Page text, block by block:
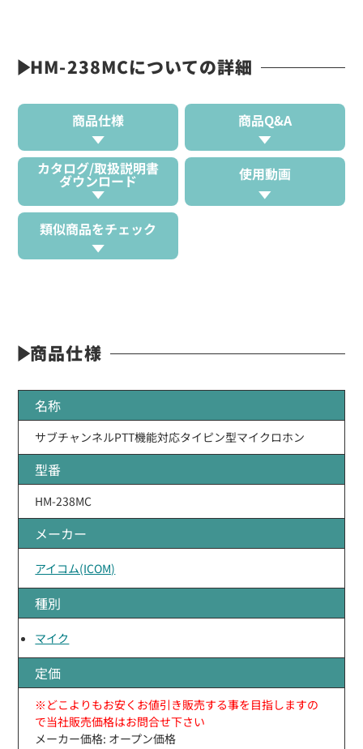
HM-238MCについての詳細
商品仕様 商品Q&A
カタログ/取扱説明書
ダウンロード 使用動画
類似商品をチェック
商品仕様
名称
サブチャンネルPTT機能対応タイピン型マイクロホン
型番
HM-238MC
メーカー
アイコム(ICOM)
種別
マイク
定価
※どこよりもお安くお値引き販売する事を目指しますの
で当社販売価格はお問合せ下さい
メーカー価格: オープン価格